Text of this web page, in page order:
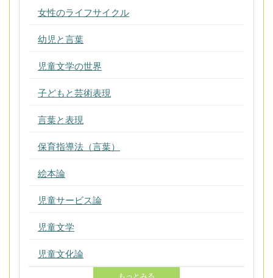
女性のライフサイクル
幼児と言葉
児童文学の世界
子どもと芸術表現
言葉と表現
保育指導法（言葉）
絵本論
児童サービス論
児童文学
児童文化論
もっとみる